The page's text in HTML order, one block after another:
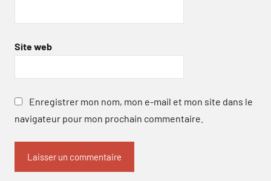
Site web
Enregistrer mon nom, mon e-mail et mon site dans le
navigateur pour mon prochain commentaire.